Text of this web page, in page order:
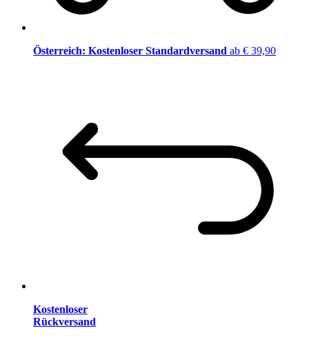
Österreich: Kostenloser Standardversand ab € 39,90
Kostenloser
Rückversand